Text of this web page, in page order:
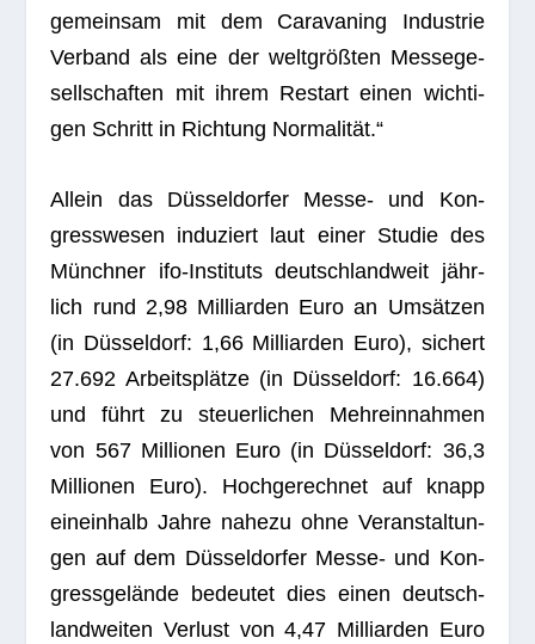
gemein­sam mit dem Cara­va­ning Indus­trie
Ver­band als eine der welt­größ­ten Mes­se­ge­
sell­schaf­ten mit ihrem Restart einen wich­ti­
gen Schritt in Rich­tung Normalität.“
Allein das Düs­sel­dor­fer Messe- und Kon­
gress­we­sen indu­ziert laut einer Stu­die des
Münch­ner ifo-Insti­tuts deutsch­land­weit jähr­
lich rund 2,98 Mil­li­ar­den Euro an Umsät­zen
(in Düs­sel­dorf: 1,66 Mil­li­ar­den Euro), sichert
27.692 Arbeits­plätze (in Düs­sel­dorf: 16.664)
und führt zu steu­er­li­chen Mehr­ein­nah­men
von 567 Mil­lio­nen Euro (in Düs­sel­dorf: 36,3
Mil­lio­nen Euro). Hoch­ge­rech­net auf knapp
ein­ein­halb Jahre nahezu ohne Ver­an­stal­tun­
gen auf dem Düs­sel­dor­fer Messe- und Kon­
gress­ge­lände bedeu­tet dies einen deutsch­
land­wei­ten Ver­lust von 4,47 Mil­li­ar­den Euro